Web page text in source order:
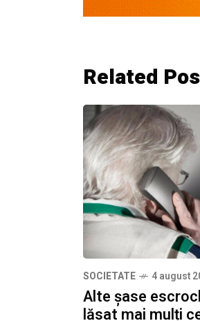
Related
SOCIETATE 4 august
Alte șase
lăsat mai mulți